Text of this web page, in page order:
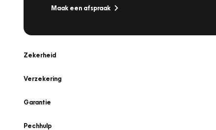
Maak een afspraak
Zekerheid
Verzekering
Garantie
Pechhulp